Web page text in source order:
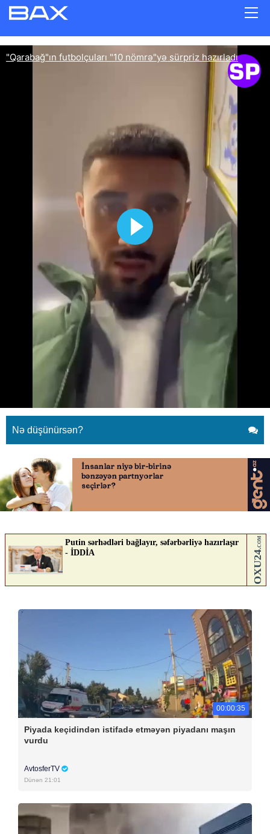
"Qarabağ"ın futbolçuları "10
nömrə"yə sürpriz hazırladı
11.01.2026
SPORTINFO TV
"Qarabağ"ın futbolçuları "10 nömrə"yə sürpriz hazırladı
Nə düşünürsən?
00:00:35
Piyada keçidindən istifadə etməyən piyadanı maşın
vurdu
AvtosferTV
Dünən 21:01